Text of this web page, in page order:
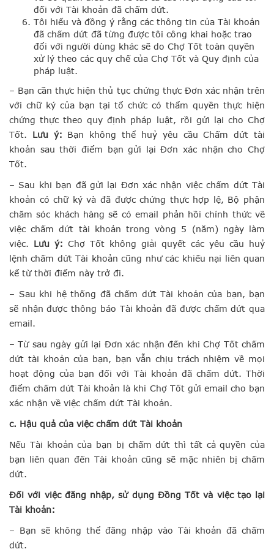
đối với Tài khoản đã chấm dứt.
Tôi hiểu và đồng ý rằng các thông tin của Tài khoản
đã chấm dứt đã từng được tôi công khai hoặc trao
đổi với người dùng khác sẽ do Chợ Tốt toàn quyền
xử lý theo các quy chế của Chợ Tốt và Quy định của
pháp luật.
– Bạn cần thực hiện thủ tục chứng thực Đơn xác nhận trên
với chữ ký của bạn tại tổ chức có thẩm quyền thực hiện
chứng thực theo quy định pháp luật, rồi gửi lại cho Chợ
Tốt. Lưu ý: Bạn không thể huỷ yêu cầu Chấm dứt tài
khoản sau thời điểm bạn gửi lại Đơn xác nhận cho Chợ
Tốt.
– Sau khi bạn đã gửi lại Đơn xác nhận việc chấm dứt Tài
khoản có chữ ký và đã được chứng thực hợp lệ, Bộ phận
chăm sóc khách hàng sẽ có email phản hồi chính thức về
việc chấm dứt tài khoản trong vòng 5 (năm) ngày làm
việc. Lưu ý: Chợ Tốt không giải quyết các yêu cầu huỷ
lệnh chấm dứt Tài khoản cũng như các khiếu nại liên quan
kể từ thời điểm này trở đi.
– Sau khi hệ thống đã chấm dứt Tài khoản của bạn, bạn
sẽ nhận được thông báo Tài khoản đã được chấm dứt qua
email.
– Từ sau ngày gửi lại Đơn xác nhận đến khi Chợ Tốt chấm
dứt tài khoản của bạn, bạn vẫn chịu trách nhiệm về mọi
hoạt động của bạn đối với Tài khoản đã chấm dứt. Thời
điểm chấm dứt Tài khoản là khi Chợ Tốt gửi email cho bạn
xác nhận về việc chấm dứt Tài khoản.
c. Hậu quả của việc chấm dứt Tài khoản
Nếu Tài khoản của bạn bị chấm dứt thì tất cả quyền của
bạn liên quan đến Tài khoản cũng sẽ mặc nhiên bị chấm
dứt.
Đối với việc đăng nhập, sử dụng Đồng Tốt và việc tạo lại
Tài khoản:
– Bạn sẽ không thể đăng nhập vào Tài khoản đã chấm
dứt.